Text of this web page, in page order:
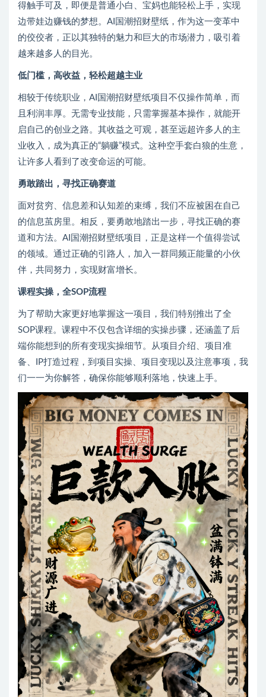
得触手可及，即便是普通小白、宝妈也能轻松上手，实现
边带娃边赚钱的梦想。AI国潮招财壁纸，作为这一变革中
的佼佼者，正以其独特的魅力和巨大的市场潜力，吸引着
越来越多人的目光。
低门槛，高收益，轻松超越主业
相较于传统职业，AI国潮招财壁纸项目不仅操作简单，而
且利润丰厚。无需专业技能，只需掌握基本操作，就能开
启自己的创业之路。其收益之可观，甚至远超许多人的主
业收入，成为真正的“躺赚”模式。这种空手套白狼的生意，
让许多人看到了改变命运的可能。
勇敢踏出，寻找正确赛道
面对贫穷、信息差和认知差的束缚，我们不应被困在自己
的信息茧房里。相反，要勇敢地踏出一步，寻找正确的赛
道和方法。AI国潮招财壁纸项目，正是这样一个值得尝试
的领域。通过正确的引路人，加入一群同频正能量的小伙
伴，共同努力，实现财富增长。
课程实操，全SOP流程
为了帮助大家更好地掌握这一项目，我们特别推出了全
SOP课程。课程中不仅包含详细的实操步骤，还涵盖了后
端你能想到的所有变现实操细节。从项目介绍、项目准
备、IP打造过程，到项目实操、项目变现以及注意事项，我
们一一为你解答，确保你能够顺利落地，快速上手。